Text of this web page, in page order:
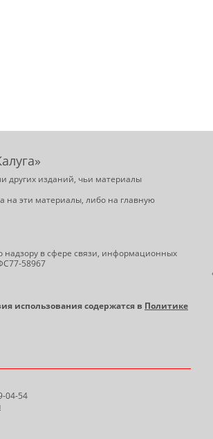
других изданий, чьи материалы
на эти материалы, либо на главную
в сфере связи, информационных
58967
использования содержатся в Политике
04-54